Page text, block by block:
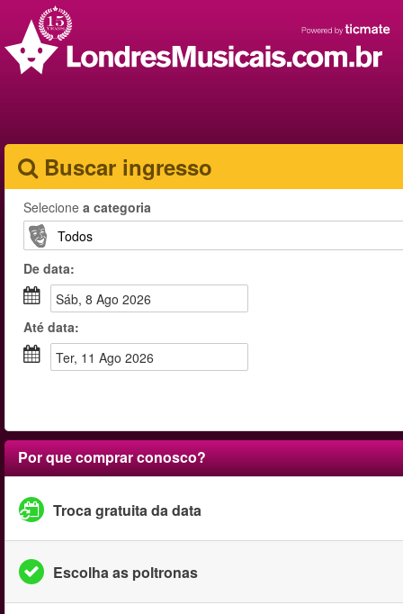
Buscar ingresso
Selecione a categoria
De data:
sáb, 8 Ago 2026
Até data:
ter, 11 Ago 2026
Por que comprar conosco?
Troca gratuita da data
Escolha as poltronas